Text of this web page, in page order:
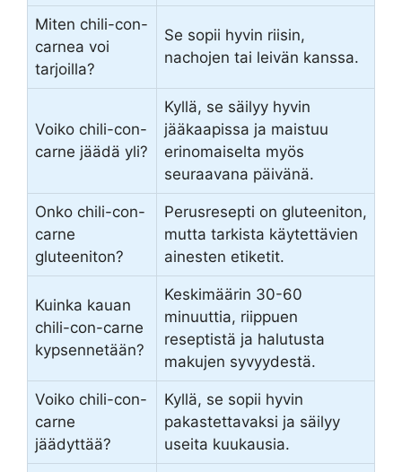
Miten chili-con-
carnea voi
tarjoilla?
Se sopii hyvin riisin,
nachojen tai leivän kanssa.
Voiko chili-con-
carne jäädä yli?
Kyllä, se säilyy hyvin
jääkaapissa ja maistuu
erinomaiselta myös
seuraavana päivänä.
Onko chili-con-
carne
gluteeniton?
Perusresepti on gluteeniton,
mutta tarkista käytettävien
ainesten etiketit.
Kuinka kauan
chili-con-carne
kypsennetään?
Keskimäärin 30-60
minuuttia, riippuen
reseptistä ja halutusta
makujen syvyydestä.
Voiko chili-con-
carne
jäädyttää?
Kyllä, se sopii hyvin
pakastettavaksi ja säilyy
useita kuukausia.